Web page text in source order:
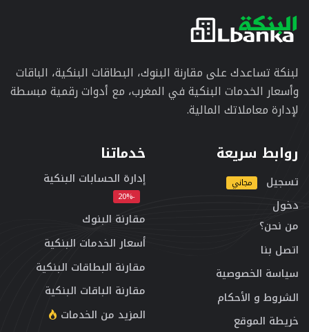
لبنكة تساعدك على مقارنة البنوك، البطاقات البنكية، الباقات
وأسعار الخدمات البنكية في المغرب، مع أدوات رقمية مبسطة
لإدارة معاملاتك المالية.
روابط سريعة
تسجيل مجاني
دخول
من نحن؟
اتصل بنا
سياسة الخصوصية
الشروط و الأحكام
خريطة الموقع
خدماتنا
إدارة الحسابات البنكية
-20%
مقارنة البنوك
أسعار الخدمات البنكية
مقارنة البطاقات البنكية
مقارنة الباقات البنكية
المزيد من الخدمات